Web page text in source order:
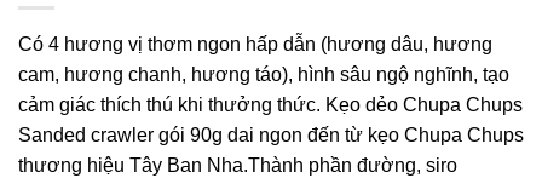
Có 4 hương vị thơm ngon hấp dẫn (hương dâu, hương
cam, hương chanh, hương táo), hình sâu ngộ nghĩnh, tạo
cảm giác thích thú khi thưởng thức. Kẹo dẻo Chupa Chups
Sanded crawler gói 90g dai ngon đến từ kẹo Chupa Chups
thương hiệu Tây Ban Nha.Thành phần đường, siro